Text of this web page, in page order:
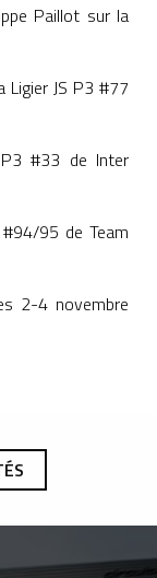
Paillot sur la
JS P3 #77
#33 de Inter
95 de Team
2-4 novembre